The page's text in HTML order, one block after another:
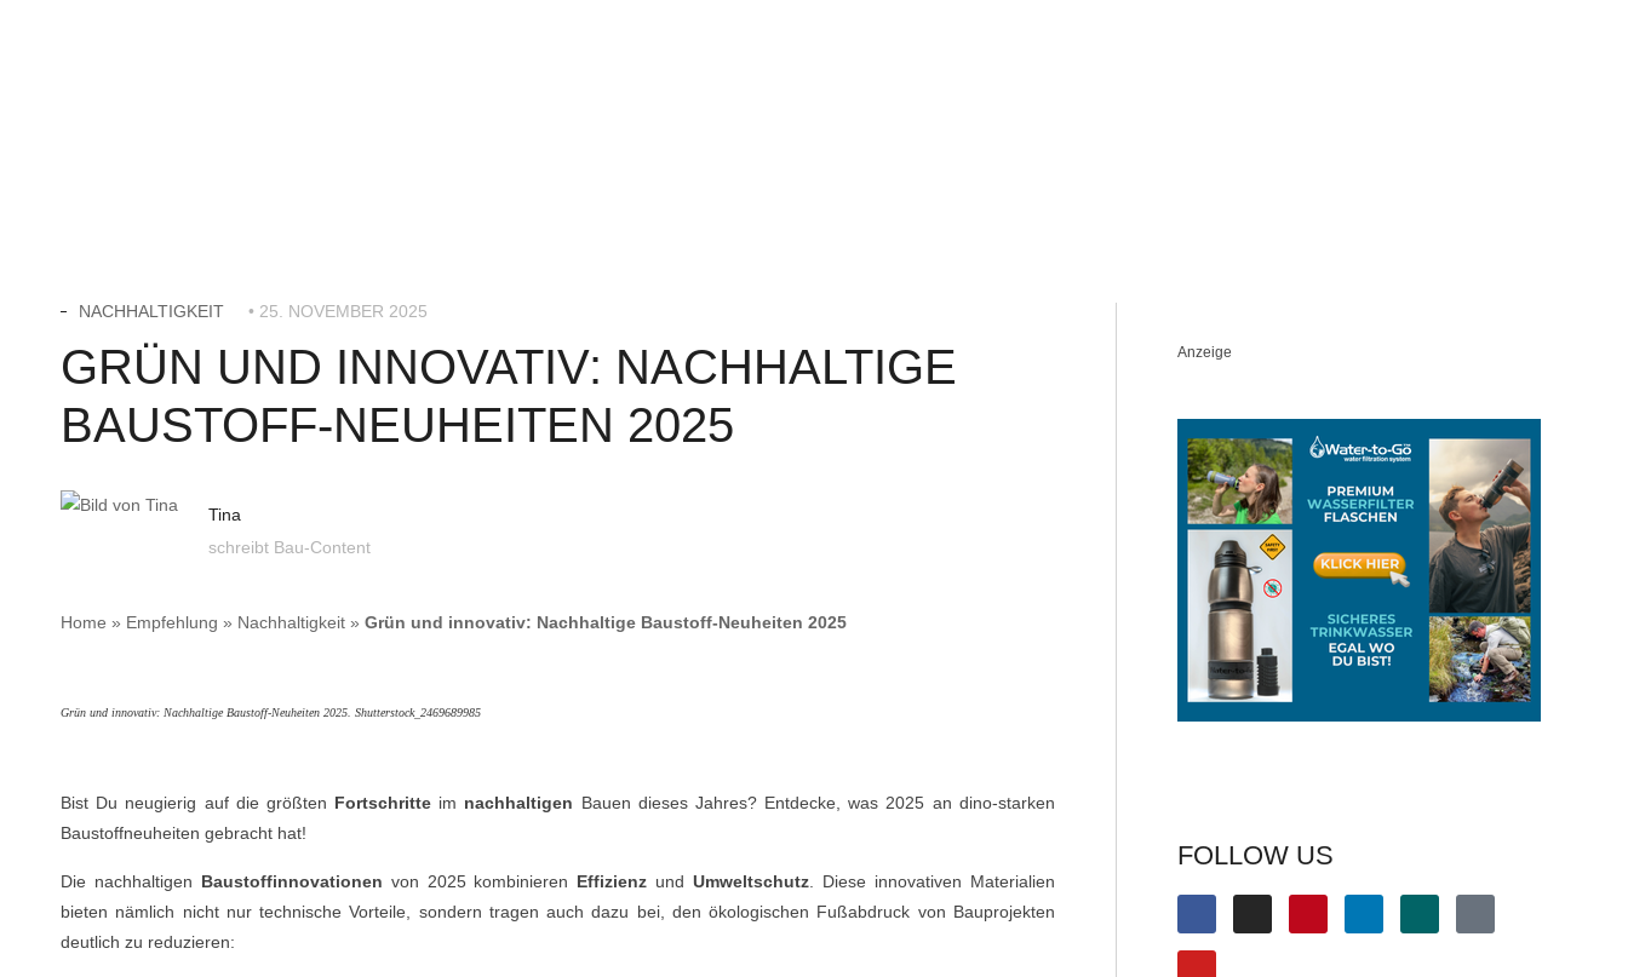
NACHHALTIGKEIT • 25. NOVEMBER 2025
GRÜN UND INNOVATIV: NACHHALTIGE
BAUSTOFF-NEUHEITEN 2025
Tina
schreibt Bau-Content
Home » Empfehlung » Nachhaltigkeit » Grün und innovativ: Nachhaltige Baustoff-Neuheiten 2025
Grün und innovativ: Nachhaltige Baustoff-Neuheiten 2025. Shutterstock_2469689985
Bist Du neugierig auf die größten Fortschritte im nachhaltigen Bauen dieses Jahres? Entdecke, was 2025 an dino-starken
Baustoffneuheiten gebracht hat!
Die nachhaltigen Baustoffinnovationen von 2025 kombinieren Effizienz undUmweltschutz . Diese innovativen Materialien
bieten nämlich nicht nur technische Vorteile, sondern tragen auch dazu bei, den ökologischen Fußabdruck von Bauprojekten
deutlich zu reduzieren:
Anzeige
FOLLOW US